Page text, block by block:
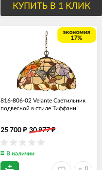
КУПИТЬ В 1 КЛИК
экономия
17%
816-806-02 Velante Светильник
подвесной в стиле Тиффани
25 700 ₽ 30 977₽
В наличии